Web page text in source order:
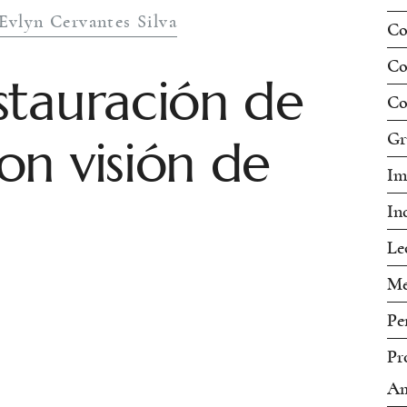
Cervantes Silva
de
visión de